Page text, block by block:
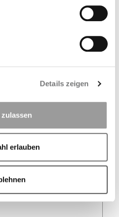
Details zeigen
erlauben
anzeigen